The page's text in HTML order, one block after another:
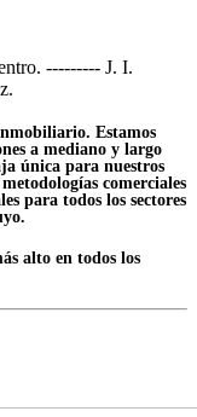
--------- J. I.
Estamos
a mediano y largo
única para nuestros
comerciales
para todos los sectores
alto en todos los